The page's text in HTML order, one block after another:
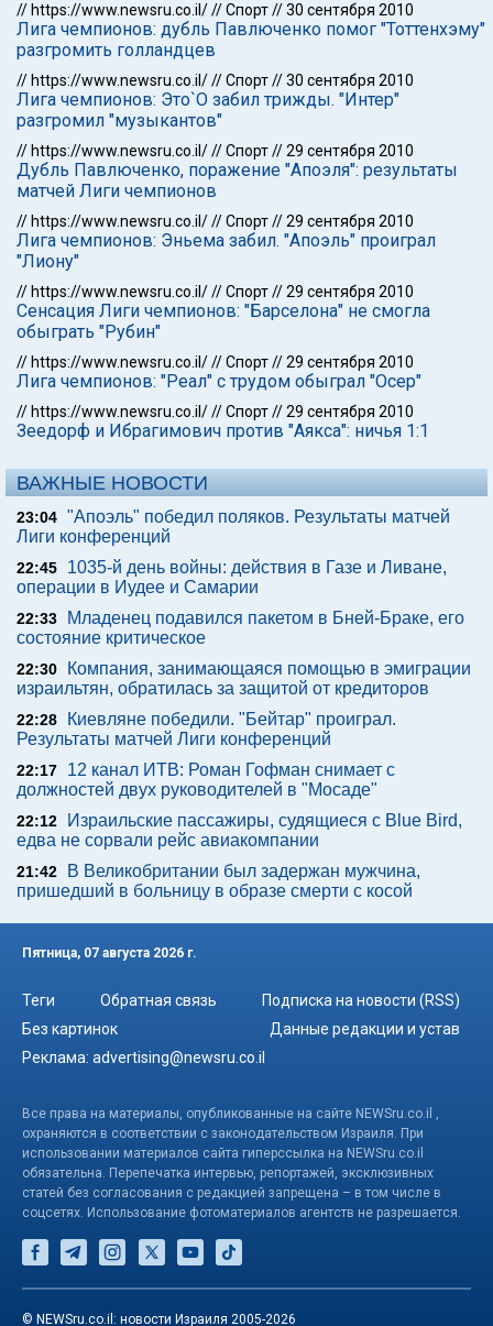
// https://www.newsru.co.il///Спорт//30 сентября 2010
Лига чемпионов: дубль Павлюченко помог "Тоттенхэму"
разгромить голландцев
// https://www.newsru.co.il///Спорт//30 сентября 2010
Лига чемпионов: Это`О забил трижды. "Интер"
разгромил "музыкантов"
// https://www.newsru.co.il///Спорт//29 сентября 2010
Дубль Павлюченко, поражение "Апоэля": результаты
матчей Лиги чемпионов
// https://www.newsru.co.il///Спорт//29 сентября 2010
Лига чемпионов: Эньема забил. "Апоэль" проиграл
"Лиону"
// https://www.newsru.co.il///Спорт//29 сентября 2010
Сенсация Лиги чемпионов: "Барселона" не смогла
обыграть "Рубин"
// https://www.newsru.co.il///Спорт//29 сентября 2010
Лига чемпионов: "Реал" с трудом обыграл "Осер"
// https://www.newsru.co.il///Спорт//29 сентября 2010
Зеедорф и Ибрагимович против "Аякса": ничья 1:1
ВАЖНЫЕ НОВОСТИ
23:04 "Апоэль" победил поляков. Результаты матчей
Лиги конференций
22:45
1035-й день войны: действия в Газе и Ливане,
операции в Иудее и Самарии
22:33
Младенец подавился пакетом в Бней-Браке, его
состояние критическое
22:30
Компания, занимающаяся помощью в эмиграции
израильтян, обратилась за защитой от кредиторов
22:28
Киевляне победили. "Бейтар" проиграл.
Результаты матчей Лиги конференций
22:17
12 канал ИТВ: Роман Гофман снимает с
должностей двух руководителей в "Мосаде"
22:12
Израильские пассажиры, судящиеся с Blue Bird,
едва не сорвали рейс авиакомпании
21:42
В Великобритании был задержан мужчина,
пришедший в больницу в образе смерти с косой
Пятница, 07 августа 2026 г.
Теги Обратная связь
Подписка на новости (RSS)
Без картинок
Данные редакции и устав
Реклама: advertising@newsru.co.il
Все права на материалы, опубликованные на сайте NEWSru.co.il ,
охраняются в соответствии с законодательством Израиля. При
использовании материалов сайта гиперссылка на NEWSru.co.il
обязательна. Перепечатка интервью, репортажей, эксклюзивных
статей без согласования с редакцией запрещена – в том числе в
соцсетях. Использование фотоматериалов агентств не разрешается.
© NEWSru.co.il: новости Израиля 2005-2026